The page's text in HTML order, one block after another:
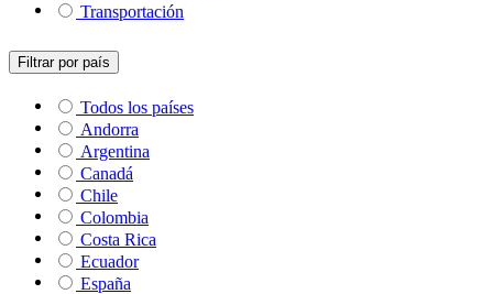
Transportación
Filtrar por país
Todos los países
Andorra
Argentina
Canadá
Chile
Colombia
Costa Rica
Ecuador
España